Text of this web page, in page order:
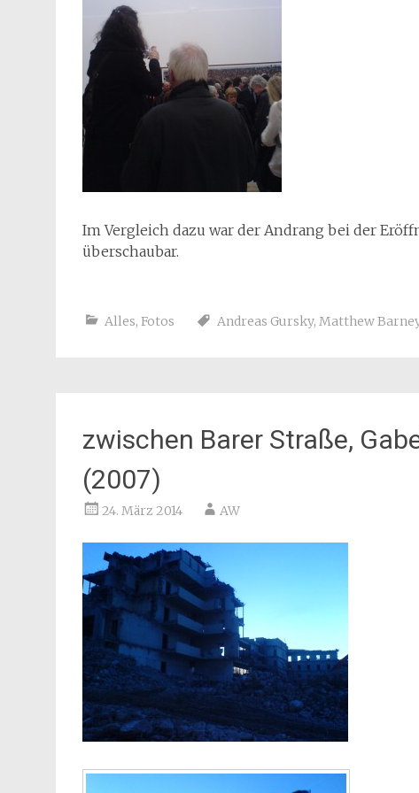
Im Vergleich dazu war der Andrang bei der
überschaubar.
Alles, Fotos Andreas Gursky, Matthew
zwischen Barer Straße,
(2007)
24. März 2014 AW